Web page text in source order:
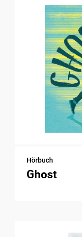
Hörbuch
Ghost